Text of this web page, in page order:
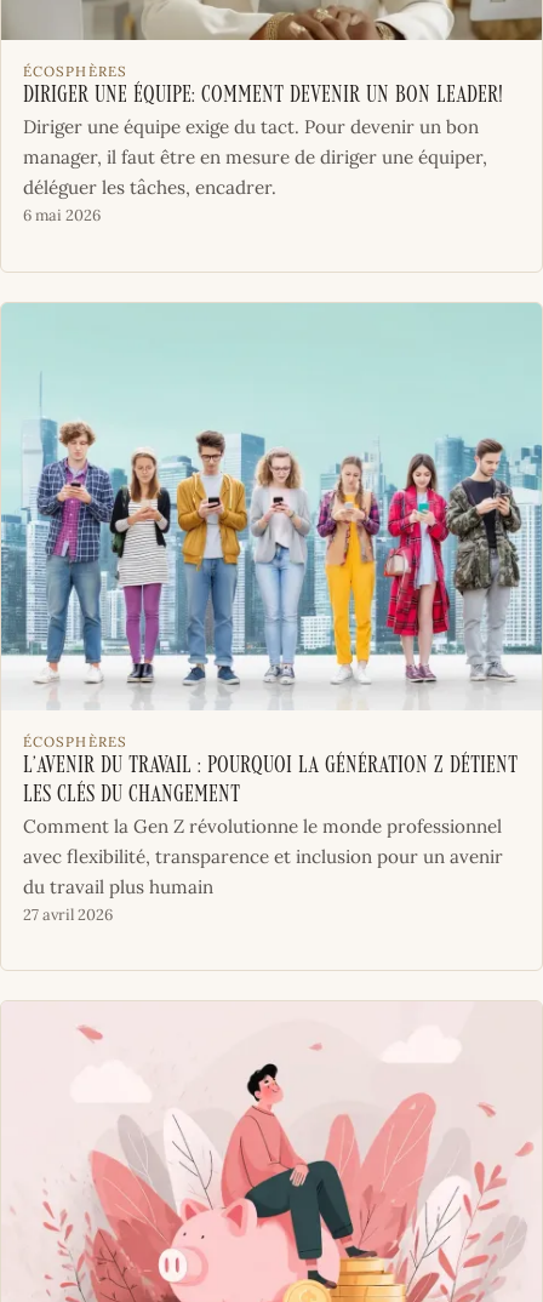
ÉCOSPHÈRES
Diriger une équipe: comment devenir un bon leader!
Diriger une équipe exige du tact. Pour devenir un bon
manager, il faut être en mesure de diriger une équiper,
déléguer les tâches, encadrer.
6 mai 2026
ÉCOSPHÈRES
L’avenir du travail : Pourquoi la Génération Z détient
les clés du changement
Comment la Gen Z révolutionne le monde professionnel
avec flexibilité, transparence et inclusion pour un avenir
du travail plus humain
27 avril 2026